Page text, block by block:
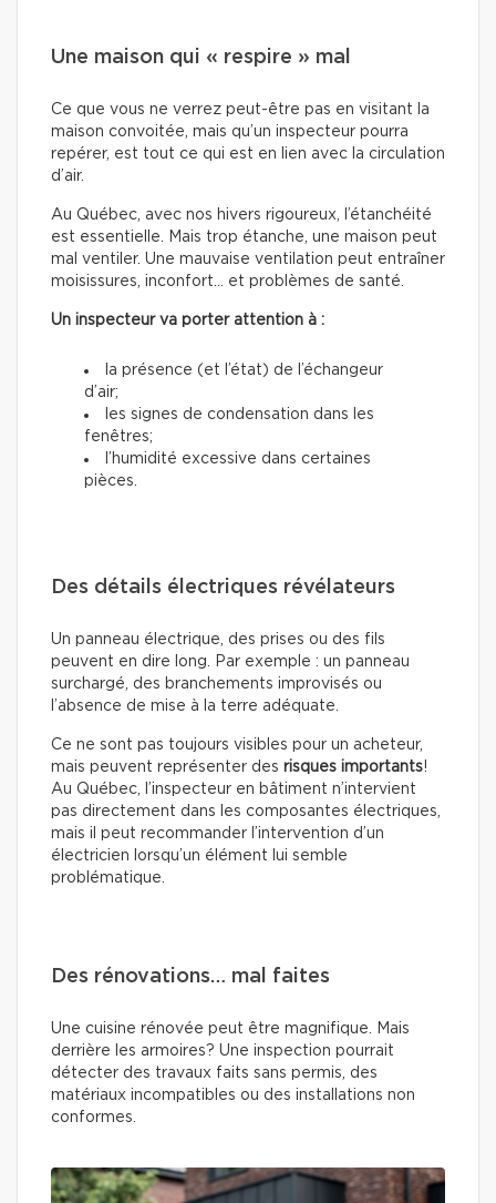
Une maison qui « respire » mal
Ce que vous ne verrez peut-être pas en visitant la
maison convoitée, mais qu’un inspecteur pourra
repérer, est tout ce qui est en lien avec la circulation
d’air.
Au Québec, avec nos hivers rigoureux, l’étanchéité
est essentielle. Mais trop étanche, une maison peut
mal ventiler. Une mauvaise ventilation peut entraîner
moisissures, inconfort… et problèmes de santé.
Un inspecteur va porter attention à :
la présence (et l’état) de l’échangeur
d’air;
les signes de condensation dans les
fenêtres;
l’humidité excessive dans certaines
pièces.
Des détails électriques révélateurs
Un panneau électrique, des prises ou des fils
peuvent en dire long. Par exemple : un panneau
surchargé, des branchements improvisés ou
l’absence de mise à la terre adéquate.
Ce ne sont pas toujours visibles pour un acheteur,
mais peuvent représenter des risques importants!
Au Québec, l’inspecteur en bâtiment n’intervient
pas directement dans les composantes électriques,
mais il peut recommander l’intervention d’un
électricien lorsqu’un élément lui semble
problématique.
Des rénovations… mal faites
Une cuisine rénovée peut être magnifique. Mais
derrière les armoires? Une inspection pourrait
détecter des travaux faits sans permis, des
matériaux incompatibles ou des installations non
conformes.